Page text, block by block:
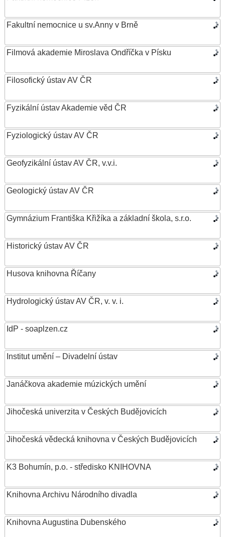
Fakultní nemocnice u sv.Anny v Brně
Filmová akademie Miroslava Ondříčka v Písku
Filosofický ústav AV ČR
Fyzikální ústav Akademie věd ČR
Fyziologický ústav AV ČR
Geofyzikální ústav AV ČR, v.v.i.
Geologický ústav AV ČR
Gymnázium Františka Křižíka a základní škola, s.r.o.
Historický ústav AV ČR
Husova knihovna Říčany
Hydrologický ústav AV ČR, v. v. i.
IdP - soaplzen.cz
Institut umění – Divadelní ústav
Janáčkova akademie múzických umění
Jihočeská univerzita v Českých Budějovicích
Jihočeská vědecká knihovna v Českých Budějovicích
K3 Bohumín, p.o. - středisko KNIHOVNA
Knihovna Archivu Národního divadla
Knihovna Augustina Dubenského